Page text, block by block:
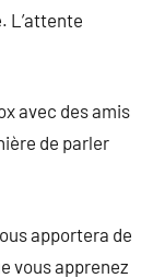
L’attente
avec des amis
de parler
apportera de
vous apprenez